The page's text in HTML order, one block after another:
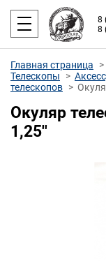
8
8
Главная страница
Телескопы
телескопов
Окуляр
1,25''